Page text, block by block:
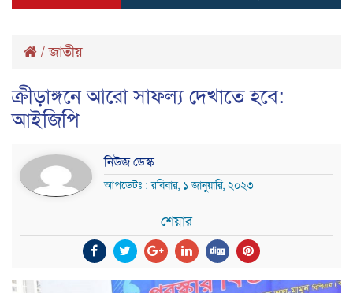
/জাতীয়
ক্রীড়াঙ্গনে আরো সাফল্য দেখাতে হবে:
আইজিপি
নিউজ ডেস্ক
আপডেটঃ : রবিবার, ১ জানুয়ারি, ২০২৩
শেয়ার